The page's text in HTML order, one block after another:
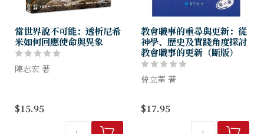
當世界說不可能：透析尼希
米如何回應使命與異象
陳志宏 著
美任務。
$15.95
教會職事的重尋與更新：從
神學、歷史及實踐角度探討
教會職事的更新（斷版）
曾立華 著
及歷史角度，透徹地剖析教會
及其職事的本質、演變和發
$17.95